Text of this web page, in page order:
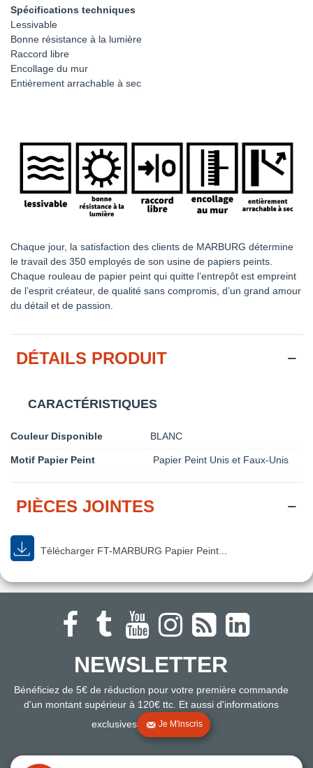
Spécifications techniques
Lessivable
Bonne résistance à la lumière
Raccord libre
Encollage du mur
Entièrement arrachable à sec
Chaque jour, la satisfaction des clients de MARBURG détermine
le travail des 350 employés de son usine de papiers peints.
Chaque rouleau de papier peint qui quitte l’entrepôt est empreint
de l’esprit créateur, de qualité sans compromis, d’un grand amour
du détail et de passion.
DÉTAILS PRODUIT
CARACTÉRISTIQUES
Couleur Disponible BLANC
Motif Papier Peint Papier Peint Unis et Faux-Unis
PIÈCES JOINTES
Télécharger FT-MARBURG Papier Peint...
NEWSLETTER
Bénéficiez de 5€ de réduction pour votre première commande
d'un montant supérieur à 120€ ttc. Et aussi d'informations
exclusives
Je M'inscris